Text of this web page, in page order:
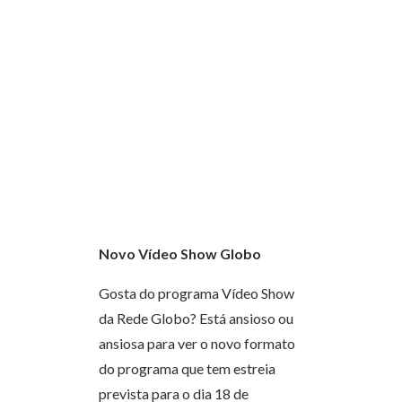
Novo Vídeo Show Globo
Gosta do programa Vídeo Show
da Rede Globo? Está ansioso ou
ansiosa para ver o novo formato
do programa que tem estreia
prevista para o dia 18 de